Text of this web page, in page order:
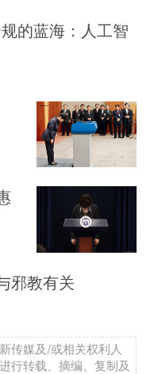
的蓝海：人工智
邪教有关
传媒及/或相关权利人
行转载、摘编、复制及